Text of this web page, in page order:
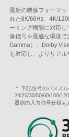
最新の映像フォーマ
れた8K/60Hz、4K/
ーミング機能に対応
像信号を最適な環境
Gamma）、Dolby
も対応し、よりリアル
＊ 下記信号のパスス
24/25/30/50/60/100/
器側の入力信号仕様